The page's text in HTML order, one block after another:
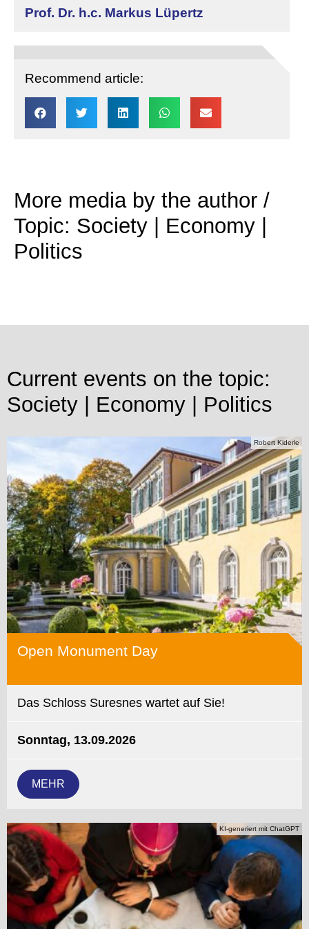
Prof. Dr. h.c. Markus Lüpertz
Recommend article:
More media by the author /
Topic: Society | Economy |
Politics
Current events on the topic:
Society | Economy | Politics
Robert Kiderle
Open Monument Day
Das Schloss Suresnes wartet auf Sie!
Sonntag, 13.09.2026
MEHR
KI-generiert mit ChatGPT